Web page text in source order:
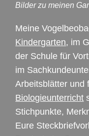
Bilder zu meinen
Meine
Kindergarten, im
der Schule für
im
Arbeitsblätter und
Biologieunterricht
Stichpunkte,
Eure